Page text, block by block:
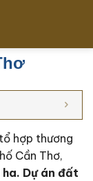
hợp thương
Cần Thơ,
. Dự án đất